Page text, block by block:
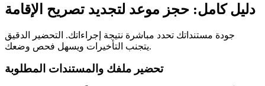
دليل كامل: حجز موعد لتجديد تصريح الإقامة
جودة مستنداتك تحدد مباشرة نتيجة إجراءاتك. التحضير الدقيق
يتجنب التأخيرات ويسهل فحص وضعك.
تحضير ملفك والمستندات المطلوبة